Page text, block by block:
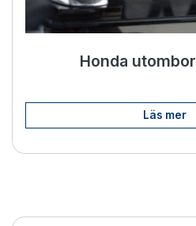
Honda
Läs mer